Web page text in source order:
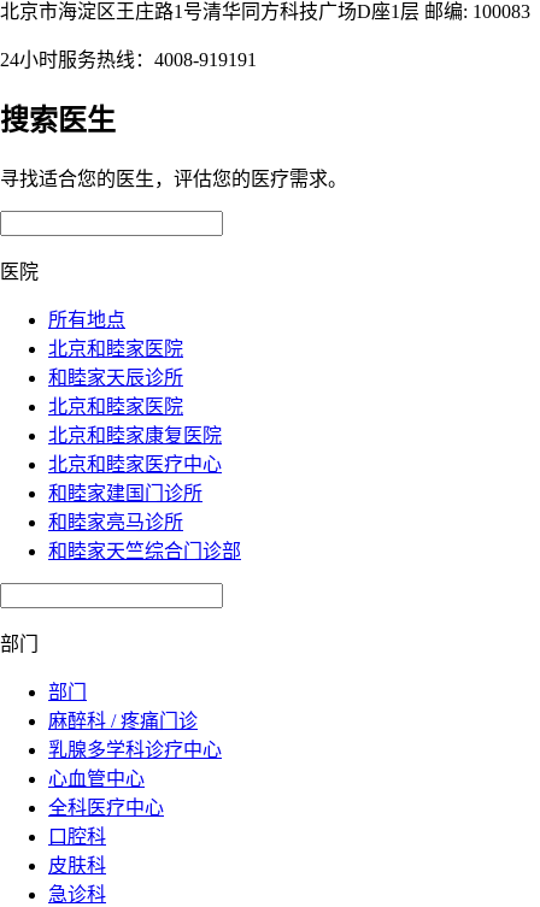
北京市海淀区王庄路1号清华同方科技广场D座1层 邮编: 100083
24小时服务热线：4008-919191
搜索医生
寻找适合您的医生，评估您的医疗需求。
医院
所有地点
北京和睦家医院
和睦家天辰诊所
北京和睦家医院
北京和睦家康复医院
北京和睦家医疗中心
和睦家建国门诊所
和睦家亮马诊所
和睦家天竺综合门诊部
部门
部门
麻醉科 / 疼痛门诊
乳腺多学科诊疗中心
心血管中心
全科医疗中心
口腔科
皮肤科
急诊科